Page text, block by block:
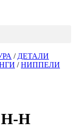
/ ДЕТАЛИ
/НИППЕЛИ
Н-Н